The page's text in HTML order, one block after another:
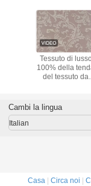
Tessuto di lusso
100% della
del tessuto da
cotone
Cambi la lingua
Italian
Casa Circa noi